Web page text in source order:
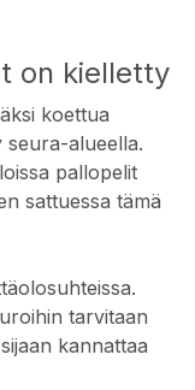
on kielletty
koettua
alueella.
pallopelit
sattuessa tämä
tarvitaan
kannattaa